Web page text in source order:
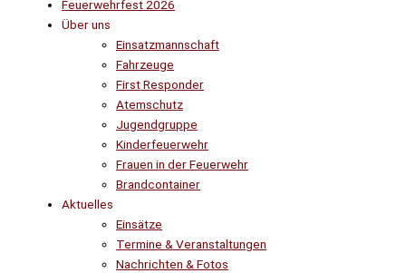
Feuerwehrfest 2026
Über uns
Einsatzmannschaft
Fahrzeuge
First Responder
Atemschutz
Jugendgruppe
Kinderfeuerwehr
Frauen in der Feuerwehr
Brandcontainer
Aktuelles
Einsätze
Termine & Veranstaltungen
Nachrichten & Fotos